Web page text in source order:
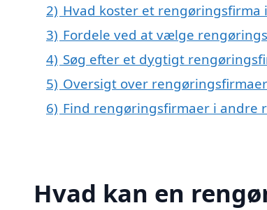
2) Hvad koster et rengøringsfirma
3) Fordele ved at vælge
4) Søg efter et dygtigt
5) Oversigt over
6) Find rengøringsfirmaer i andre
Hvad kan en